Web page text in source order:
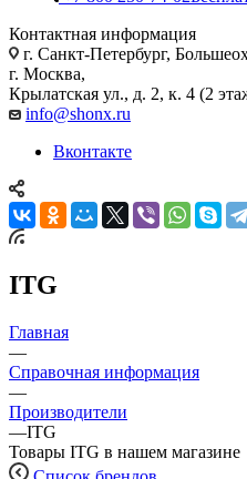
Контактная информация
г. Санкт-Петербург,
г. Москва,
Крылатская ул., д. 2, к. 4 (2
info@shonx.ru
Вконтакте
ITG
Главная
—
Справочная информация
—
Производители
—ITG
Товары ITG в нашем магазине